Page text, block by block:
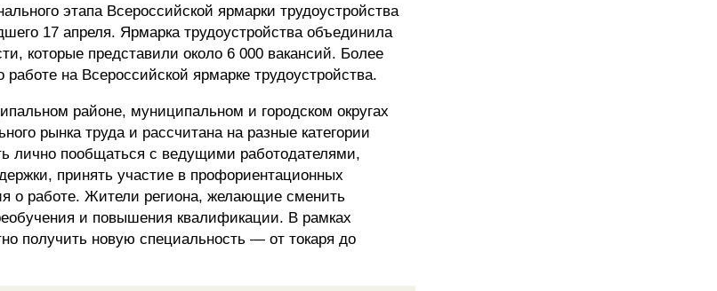
этапа Всероссийской ярмарки трудоустройства
17 апреля. Ярмарка трудоустройства объединила
которые представили около 6 000 вакансий. Более
на Всероссийской ярмарке трудоустройства.
районе, муниципальном и городском округах
рынка труда и рассчитана на разные категории
лично пообщаться с ведущими работодателями,
принять участие в профориентационных
о работе. Жители региона, желающие сменить
и повышения квалификации. В рамках
получить новую специальность — от токаря до